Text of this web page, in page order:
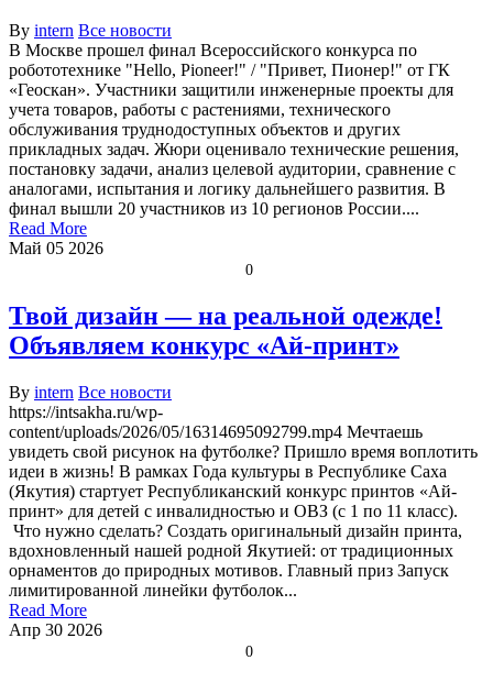
By intern Все новости
В Москве прошел финал Всероссийского конкурса по
робототехнике "Hello, Pioneer!" / "Привет, Пионер!" от ГК
«Геоскан». Участники защитили инженерные проекты для
учета товаров, работы с растениями, технического
обслуживания труднодоступных объектов и других
прикладных задач. Жюри оценивало технические решения,
постановку задачи, анализ целевой аудитории, сравнение с
аналогами, испытания и логику дальнейшего развития. В
финал вышли 20 участников из 10 регионов России....
Read More
Май 05 2026
0
Твой дизайн — на реальной одежде!
Объявляем конкурс «Ай-принт»
By intern Все новости
https://intsakha.ru/wp-
content/uploads/2026/05/16314695092799.mp4 Мечтаешь
увидеть свой рисунок на футболке? Пришло время воплотить
идеи в жизнь! В рамках Года культуры в Республике Саха
(Якутия) стартует Республиканский конкурс принтов «Ай-
принт» для детей с инвалидностью и ОВЗ (с 1 по 11 класс).
Что нужно сделать? Создать оригинальный дизайн принта,
вдохновленный нашей родной Якутией: от традиционных
орнаментов до природных мотивов. Главный приз Запуск
лимитированной линейки футболок...
Read More
Апр 30 2026
0